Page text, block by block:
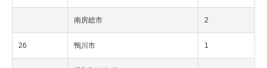
南房総市 2
26 鴨川市 1